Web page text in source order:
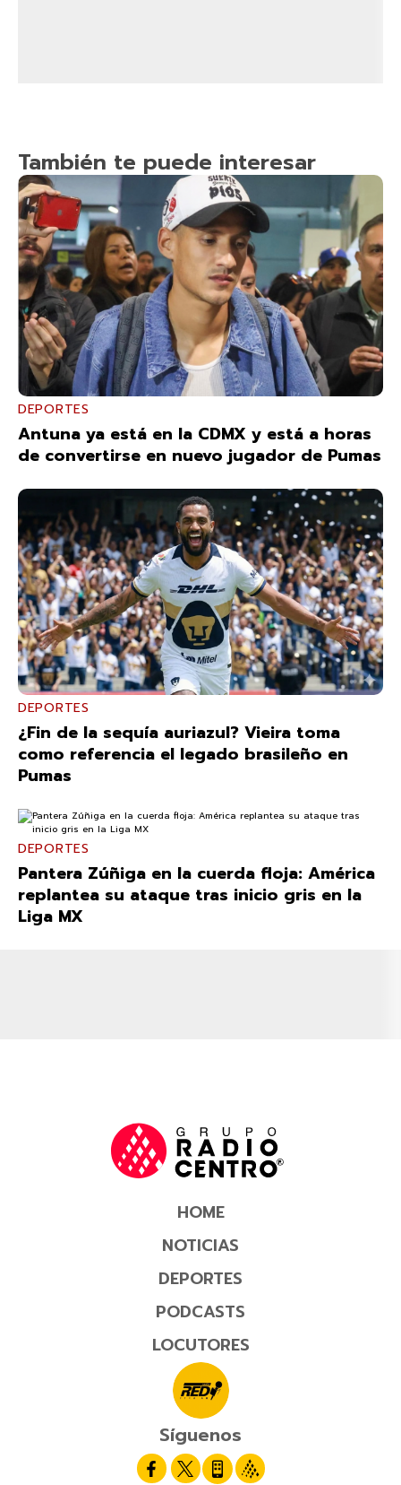
También te puede interesar
DEPORTES
Antuna ya está en la CDMX y está a horas
de convertirse en nuevo jugador de Pumas
DEPORTES
¿Fin de la sequía auriazul? Vieira toma
como referencia el legado brasileño en
Pumas
DEPORTES
Pantera Zúñiga en la cuerda floja: América
replantea su ataque tras inicio gris en la
Liga MX
HOME
NOTICIAS
DEPORTES
PODCASTS
LOCUTORES
Síguenos